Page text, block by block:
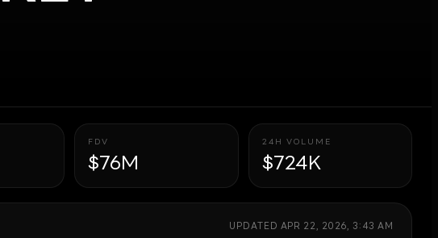
FDV
$76M
24H VOLUME
$724K
UPDATED APR 22, 2026, 3:43 AM